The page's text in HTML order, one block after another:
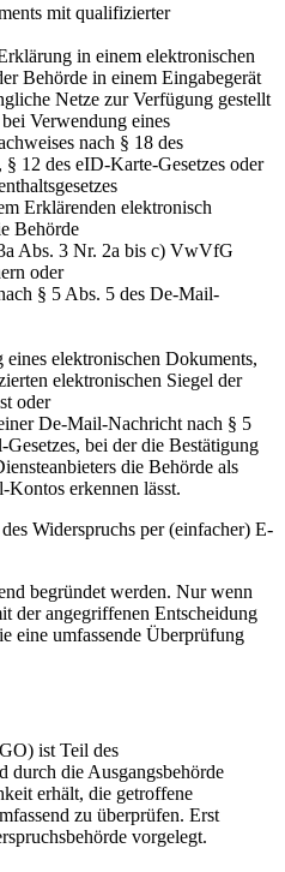
mit qualifizierter
in einem elektronischen
Behörde in einem Eingabegerät
Netze zur Verfügung gestellt
Verwendung eines
nach § 18 des
§ 12 des eID-Karte-Gesetzes oder
Erklärenden elektronisch
Behörde
Abs. 3 Nr. 2a bis c) VwVfG
oder
§ 5 Abs. 5 des De-Mail-
eines elektronischen Dokuments,
elektronischen Siegel der
oder
De-Mail-Nachricht nach § 5
bei der die Bestätigung
die Behörde als
erkennen lässt.
Widerspruchs per (einfacher) E-
begründet werden. Nur wenn
der angegriffenen Entscheidung
eine umfassende Überprüfung
ist Teil des
durch die Ausgangsbehörde
erhält, die getroffene
zu überprüfen. Erst
vorgelegt.